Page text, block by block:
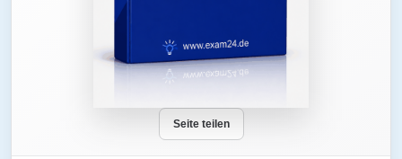
Seite teilen